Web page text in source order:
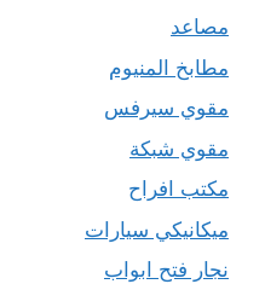
مصاعد
مطابخ المنيوم
مقوي سيرفس
مقوي شبكة
مكتب افراح
ميكانيكي سيارات
نجار فتح ابواب